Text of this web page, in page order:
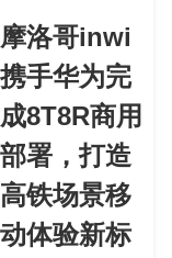
摩洛哥inwi
携手华为完
成8T8R商用
部署，打造
高铁场景移
动体验新标